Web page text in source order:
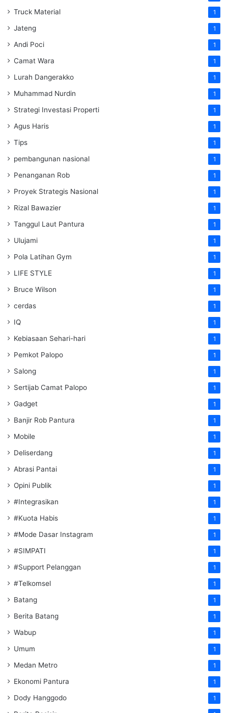
Truck Material 1
Jateng 1
Andi Poci 1
Camat Wara 1
Lurah Dangerakko 1
Muhammad Nurdin 1
Strategi Investasi Properti 1
Agus Haris 1
Tips 1
pembangunan nasional 1
Penanganan Rob 1
Proyek Strategis Nasional 1
Rizal Bawazier 1
Tanggul Laut Pantura 1
Ulujami 1
Pola Latihan Gym 1
LIFE STYLE 1
Bruce Wilson 1
cerdas 1
IQ 1
Kebiasaan Sehari-hari 1
Pemkot Palopo 1
Salong 1
Sertijab Camat Palopo 1
Gadget 1
Banjir Rob Pantura 1
Mobile 1
Deliserdang 1
Abrasi Pantai 1
Opini Publik 1
#Integrasikan 1
#Kuota Habis 1
#Mode Dasar Instagram 1
#SIMPATI 1
#Support Pelanggan 1
#Telkomsel 1
Batang 1
Berita Batang 1
Wabup 1
Umum 1
Medan Metro 1
Ekonomi Pantura 1
Dody Hanggodo 1